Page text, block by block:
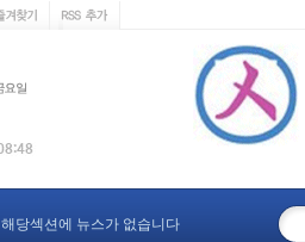
해당섹션에 뉴스가 없습니다